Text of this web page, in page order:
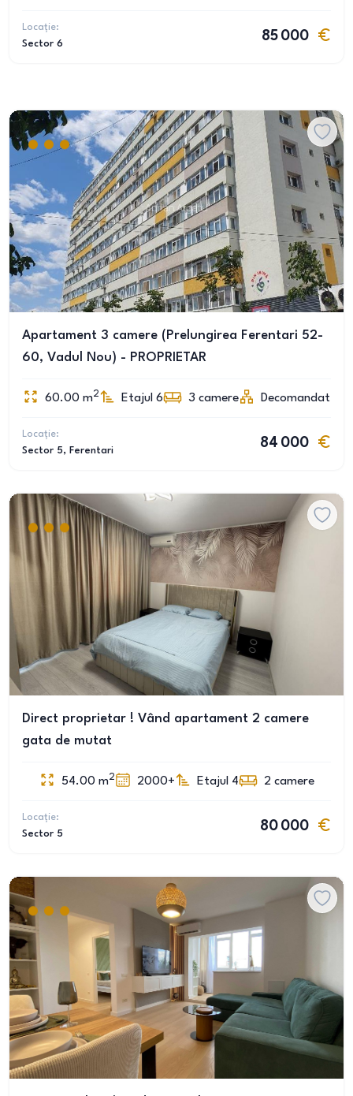
Locație:
Sector 6
85 000
Apartament 3 camere (Prelungirea Ferentari 52-
60, Vadul Nou) - PROPRIETAR
60.00 m2 Etajul 6 3 camere Decomandat
Locație:
Sector 5, Ferentari
84 000
Direct proprietar ! Vând apartament 2 camere
gata de mutat
54.00 m2 2000+ Etajul 4 2 camere
Locație:
Sector 5
80 000